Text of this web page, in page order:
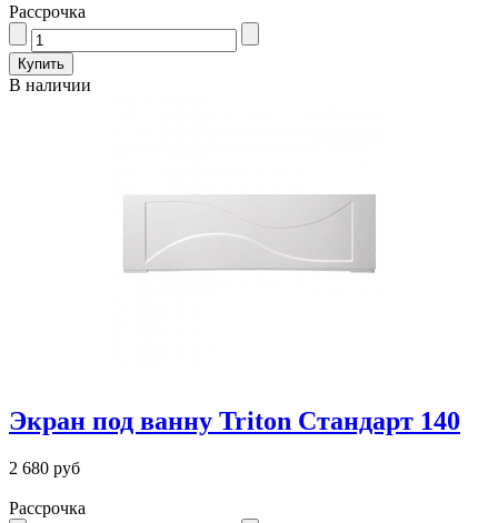
Рассрочка
В наличии
Экран под ванну Triton Стандарт 140
2 680 руб
Рассрочка